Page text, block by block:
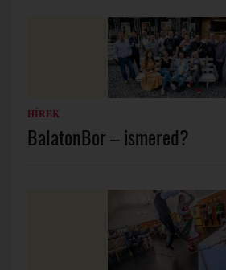
HÍREK
BalatonBor – ismered?